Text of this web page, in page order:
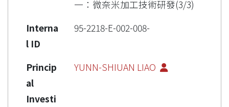
一：微奈米加工技術研發(3/3)
Interna
l ID
95-2218-E-002-008-
Princip
al
Investi
YUNN-SHIUAN LIAO